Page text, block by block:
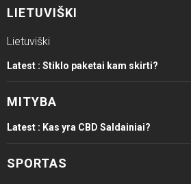
LIETUVIŠKI
Lietuviški
Latest : Stiklo paketai kam skirti?
MITYBA
Latest : Kas yra CBD Saldainiai?
SPORTAS